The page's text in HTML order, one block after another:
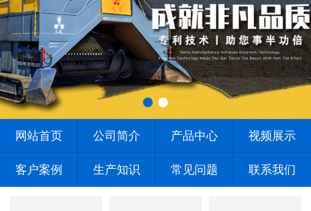
网站首页 公司简介 产品中心 视频展示
客户案例 生产知识 常见问题 联系我们